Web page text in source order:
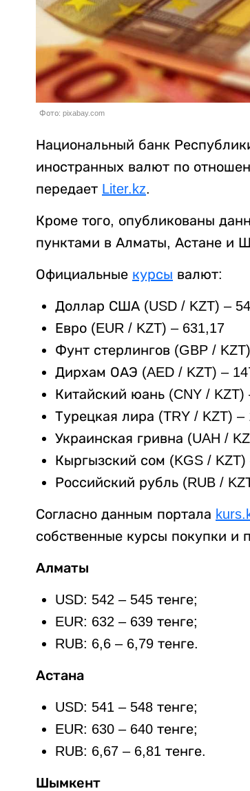
Фото: pixabay.com
Национальный банк
иностранных валют по
передает Liter.kz.
Кроме того, опубликованы
пунктами в Алматы, Астане и
Официальные курсы валют:
Доллар США (USD / KZT) –
Евро (EUR / KZT) – 631,17
Фунт стерлингов (GBP /
Дирхам ОАЭ (AED / KZT) –
Китайский юань (CNY / KZT)
Турецкая лира (TRY / KZT) –
Украинская гривна (UAH /
Кыргызский сом (KGS / KZT)
Российский рубль (RUB /
Согласно данным портала
собственные курсы покупки и
Алматы
USD: 542 – 545 тенге;
EUR: 632 – 639 тенге;
RUB: 6,6 – 6,79 тенге.
Астана
USD: 541 – 548 тенге;
EUR: 630 – 640 тенге;
RUB: 6,67 – 6,81 тенге.
Шымкент